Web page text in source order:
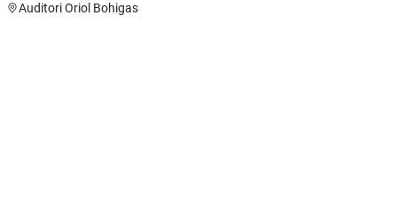
Auditori Oriol Bohigas